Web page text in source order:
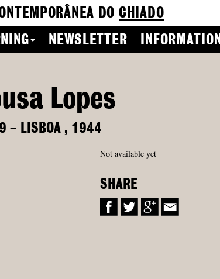
DO CHIADO
NEWSLETTER INFORMATION
Lopes
– LISBOA , 1944
Not available yet
SHARE